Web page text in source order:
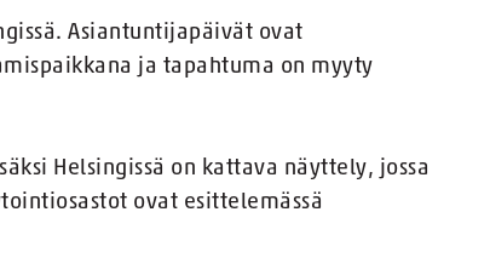
Asiantuntijapäivät ovat
ja tapahtuma on myyty
Helsingissä on kattava näyttely, jossa
ovat esittelemässä